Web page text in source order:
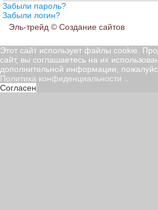
Забыли пароль?
Забыли логин?
Эль-трейд © Создание сайтов
Этот сайт использует файлы cookie.
сайт, вы соглашаетесь на их
дополнительной информации,
Политика конфиденциальности
Согласен